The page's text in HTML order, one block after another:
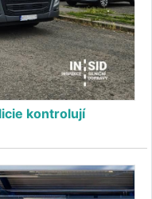
kontrolují